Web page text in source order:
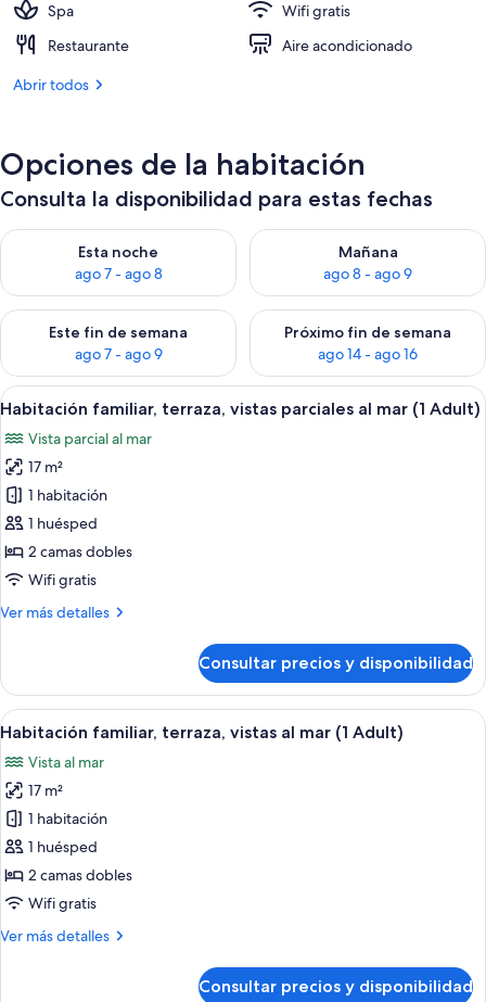
Spa
Wifi gratis
Restaurante
Aire acondicionado
Abrir todos
Opciones de la habitación
Consulta la disponibilidad para estas fechas
Esta noche
ago 7 - ago 8
Consulta la disponibilidad para esta noche, ago 7 - ago 8
Mañana
ago 8 - ago 9
Consulta la disponibilidad
Este fin de semana
ago 7 - ago 9
Consulta la disponibilidad para este fin de semana, ago 7 -
Próximo fin de semana
ago 14 - ago 16
Consulta la disponibilidad
Abrir
todas
las
fotos
de
Habitación
familiar,
terraza,
parciales
(1
Adult)
Una habitación de hotel con dos
10
Habitación familiar, terraza, vistas parciales al mar (1 Adult)
Vista parcial al mar
17 m²
1 habitación
1 huésped
2 camas dobles
Wifi gratis
Ver más detalles
Más
familiar,
terraza,
vistas
al
mar
(1
Adult)
Consultar precios y disponibilidad
Abrir
todas
las
fotos
de
Habitación
familiar,
terraza,
al
Habitación de hotel con dos camas,
10
Habitación familiar, terraza, vistas al mar (1 Adult)
Vista al mar
17 m²
1 habitación
1 huésped
2 camas dobles
Wifi gratis
Ver más detalles
Más
Consultar precios y disponibilidad